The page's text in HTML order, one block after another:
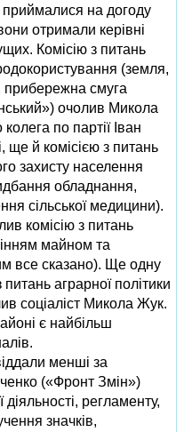
на догоду
отримали керівні
Комісію з питань
(земля,
прибережна смуга
очолив Микола
по партії Іван
ще й комісією з питань
захисту населення
обладнання,
сільської медицини).
комісію з питань
майном та
все сказано). Ще одну
аграрної політики
соціаліст Микола Жук.
є найбільш
менші за
(«Фронт Змін»)
регламенту,
значків,